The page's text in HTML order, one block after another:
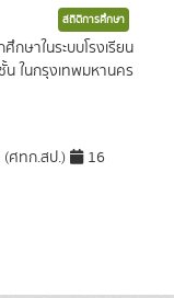
สถิติการศึกษา
กษาในระบบโรงเรียน
น ในกรุงเทพมหานคร
(ศทก.สป.)
16